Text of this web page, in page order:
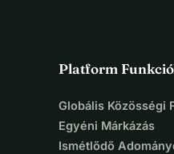
Platform
Globális Közösségi
Egyéni Márkázás
Ismétlődő